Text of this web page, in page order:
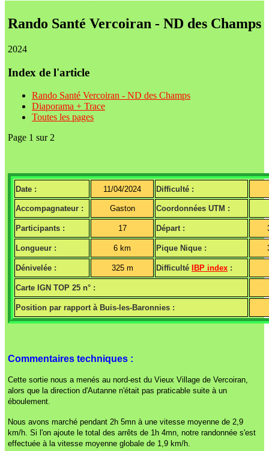
Rando Santé Vercoiran - ND des Champs
2024
Index de l'article
Rando Santé Vercoiran - ND des Champs
Diaporama + Trace
Toutes les pages
Page 1 sur 2
Date : 11/04/2024 Difficulté :
Accompagnateur : Gaston Coordonnées UTM :
Participants : 17 Départ :
Longueur : 6 km Pique Nique :
Dénivelée : 325 m Difficulté IBP index :
Carte IGN TOP 25 n° :
Position par rapport à Buis-les-Baronnies :
Commentaires techniques :
Cette sortie nous a menés au nord-est du Vieux Village de Vercoiran,
alors que la direction d'Autanne n'était pas praticable suite à un
éboulement.
Nous avons marché pendant 2h 5mn à une vitesse moyenne de 2,9
km/h. Si l'on ajoute le total des arrêts de 1h 4mn, notre randonnée s'est
effectuée à la vitesse moyenne globale de 1,9 km/h.